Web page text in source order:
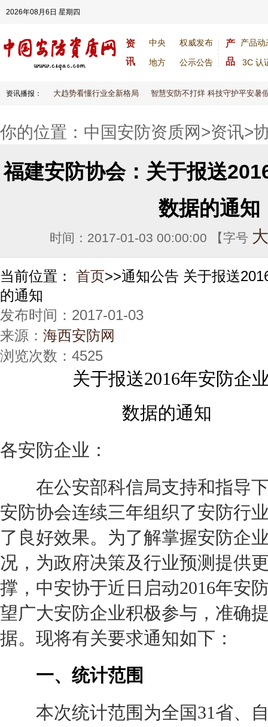
2026年08月6日 星期四
资
讯
中央 权威发布
地方 公示公告
产
品
产品动
3C 认
资讯播报：
大变天！八大趋势看懂行业全新格局 智慧安防不打烊 科技守护平安暑假
你的位置： 中国安防资质网>资讯>
福建安防协会：关于报送
数据的通知
时间：2017-01-03 00:00:00 【字号 大
当前位置： 首页>>通知公告 关于报送
的通知
发布时间：2017-01-03
来源： 海西安防网
浏览次数：4525
关于报送2016年安防企
数据的通知
各安防企业：
在公安部科信局支持和指导下
安防协会连续三年组织了安防行
了良好效果。为了解掌握安防企
况，为政府决策及行业预测提供
撑，中安协于近日启动2016年安
望广大安防企业积极参与，准确
据。现将有关要求通知如下：
一、统计范围
本次统计范围为全国31省、自